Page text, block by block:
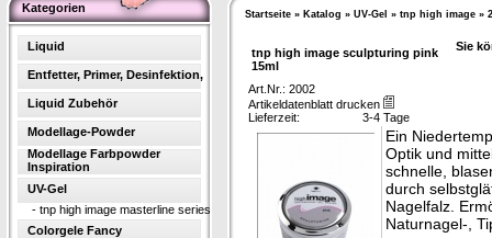
Kategorien
Liquid
Entfetter, Primer, Desinfektion,
Liquid Zubehör
Modellage-Powder
Modellage Farbpowder
Inspiration
UV-Gel
- tnp high image masterline series
Colorgele Fancy
Startseite » Katalog » UV-Gel » tnp high image »
tnp high image sculpturing pink
15ml
Sie
Art.Nr.: 2002
Artikeldatenblatt drucken
Lieferzeit:
3-4 Tage
Ein
Optik und
schnelle,
durch
Nagelfalz.
Naturnagel-,